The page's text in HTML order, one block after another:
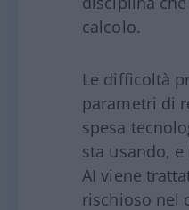
calcolo.
Le difficoltà
parametri di
spesa
sta usando,
AI viene
rischioso nel